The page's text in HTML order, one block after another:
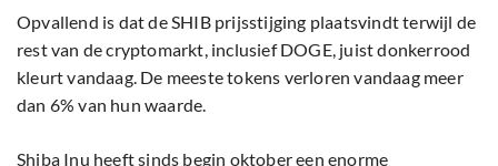
Opvallend is dat de SHIB prijsstijging plaatsvindt terwijl de
rest van de cryptomarkt, inclusief DOGE, juist donkerrood
kleurt vandaag. De meeste tokens verloren vandaag meer
dan 6% van hun waarde.
Shiba Inu heeft sinds begin oktober een enorme